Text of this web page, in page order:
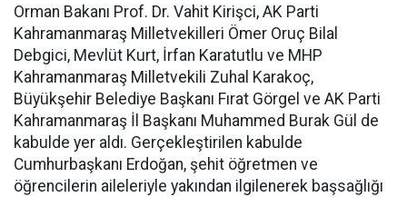
Orman Bakanı Prof. Dr. Vahit Kirişci, AK Parti
Kahramanmaraş Milletvekilleri Ömer Oruç Bilal
Debgici, Mevlüt Kurt, İrfan Karatutlu ve MHP
Kahramanmaraş Milletvekili Zuhal Karakoç,
Büyükşehir Belediye Başkanı Fırat Görgel ve AK Parti
Kahramanmaraş İl Başkanı Muhammed Burak Gül de
kabulde yer aldı. Gerçekleştirilen kabulde
Cumhurbaşkanı Erdoğan, şehit öğretmen ve
öğrencilerin aileleriyle yakından ilgilenerek başsağlığı